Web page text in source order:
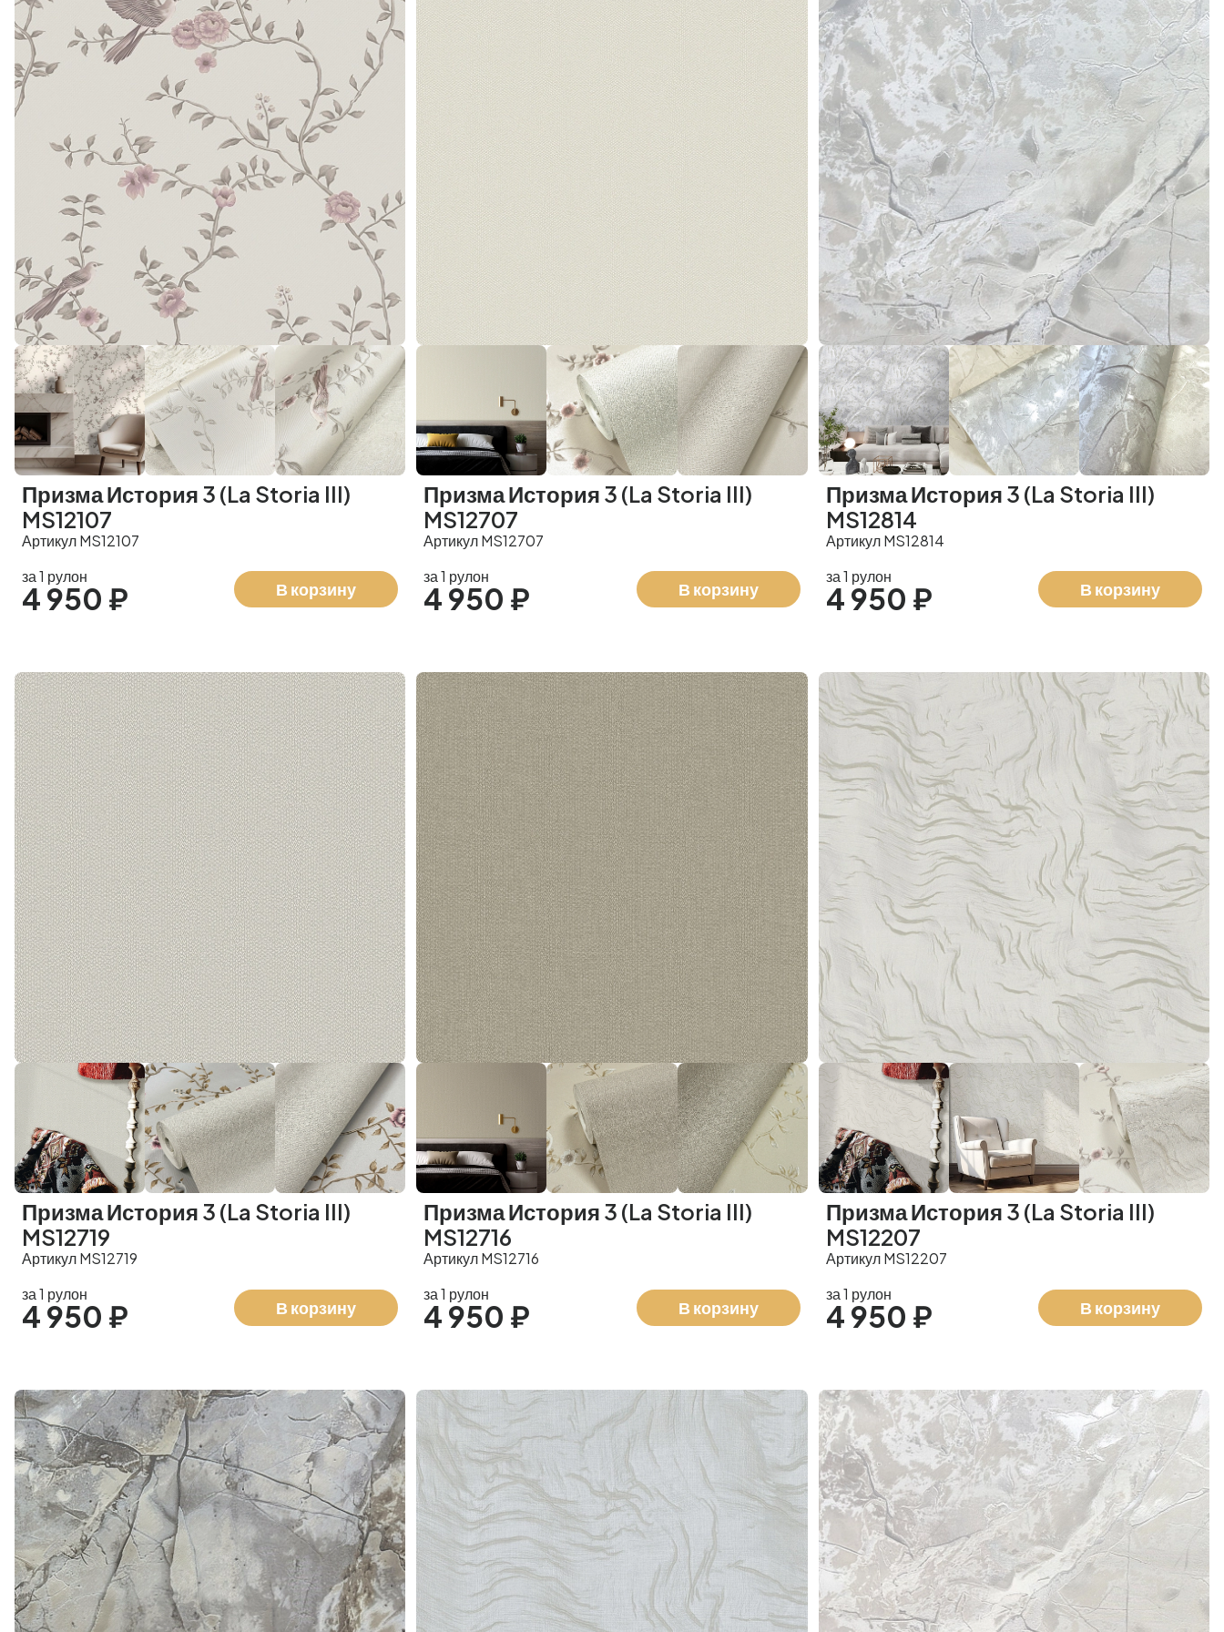
Призма История 3 (La Storia III)
MS12107
Артикул MS12107
за 1 рулон
4 950 ₽ В корзину
Призма История 3 (La Storia III)
MS12707
Артикул MS12707
за 1 рулон
4 950 ₽ В корзину
Призма История 3 (La Storia III)
MS12814
Артикул MS12814
за 1 рулон
4 950 ₽ В корзину
Призма История 3 (La Storia III)
MS12719
Артикул MS12719
за 1 рулон
4 950 ₽ В корзину
Призма История 3 (La Storia III)
MS12716
Артикул MS12716
за 1 рулон
4 950 ₽ В корзину
Призма История 3 (La Storia III)
MS12207
Артикул MS12207
за 1 рулон
4 950 ₽ В корзину